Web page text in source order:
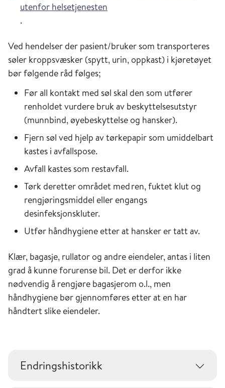
utenfor helsetjenesten
.
Ved hendelser der pasient/bruker som transporteres
søler kroppsvæsker (spytt, urin, oppkast) i kjøretøyet
bør følgende råd følges;
Før all kontakt med søl skal den som utfører
renholdet vurdere bruk av beskyttelsesutstyr
(munnbind, øyebeskyttelse og hansker).
Fjern søl ved hjelp av tørkepapir som umiddelbart
kastes i avfallspose.
Avfall kastes som restavfall.
Tørk deretter området med ren, fuktet klut og
rengjøringsmiddel eller engangs
desinfeksjonskluter.
Utfør håndhygiene etter at hansker er tatt av.
Klær, bagasje, rullator og andre eiendeler, antas i liten
grad å kunne forurense bil. Det er derfor ikke
nødvendig å rengjøre bagasjerom o.l., men
håndhygiene bør gjennomføres etter at en har
håndtert slike eiendeler.
Endringshistorikk